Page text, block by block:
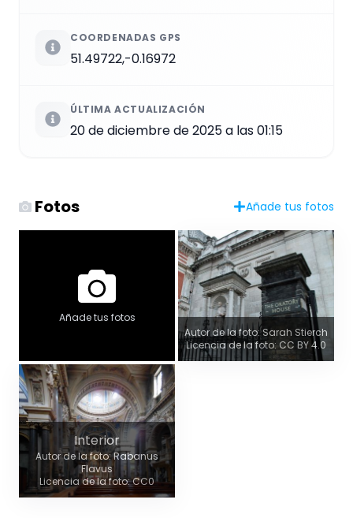
COORDENADAS GPS
51.49722,-0.16972
ÚLTIMA ACTUALIZACIÓN
20 de diciembre de 2025 a las 01:15
Fotos Añade tus fotos
Añade tus fotos
Autor de la foto: Sarah Stierch
Licencia de la foto: CC BY 4.0
Interior
Autor de la foto: Rabanus
Flavus
Licencia de la foto: CC0